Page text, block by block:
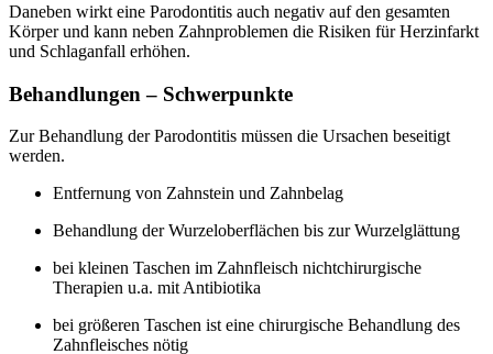
Daneben wirkt eine Parodontitis auch negativ auf den gesamten
Körper und kann neben Zahnproblemen die Risiken für Herzinfarkt
und Schlaganfall erhöhen.
Behandlungen – Schwerpunkte
Zur Behandlung der Parodontitis müssen die Ursachen beseitigt
werden.
Entfernung von Zahnstein und Zahnbelag
Behandlung der Wurzeloberflächen bis zur Wurzelglättung
bei kleinen Taschen im Zahnfleisch nichtchirurgische
Therapien u.a. mit Antibiotika
bei größeren Taschen ist eine chirurgische Behandlung des
Zahnfleisches nötig